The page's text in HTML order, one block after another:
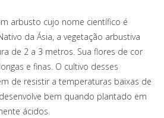
arbusto cujo nome científico é
da Ásia, a vegetação arbustiva
de 2 a 3 metros. Sua flores de cor
e finas. O cultivo desses
de resistir a temperaturas baixas de
bem quando plantado em
ácidos.